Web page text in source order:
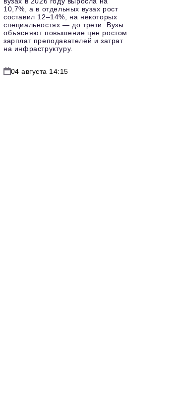
10,7%, а в отдельных вузах рост
составил 12–14%, на некоторых
специальностях — до трети. Вузы
объясняют повышение цен ростом
зарплат преподавателей и затрат
на инфраструктуру.
04 августа 14:15